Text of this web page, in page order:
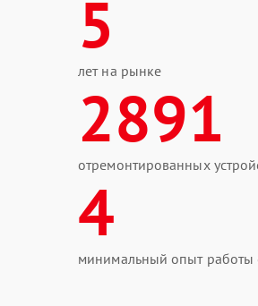
5
лет на рынке
2891
отремонтированных
4
минимальный опыт работы